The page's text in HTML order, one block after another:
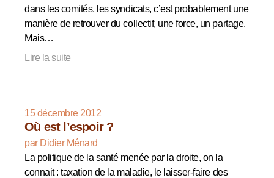
dans les comités, les syndicats, c’est probablement une
manière de retrouver du collectif, une force, un partage.
Mais…
Lire la suite
15 décembre 2012
Où est l’espoir ?
par Didier Ménard
La politique de la santé menée par la droite, on la
connait : taxation de la maladie, le laisser-faire des